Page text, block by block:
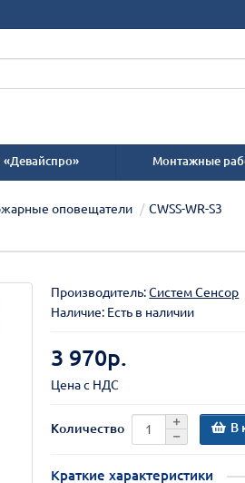
Монтажные
оповещатели CWSS-WR-S3
Производитель:Систем Сенсор
Наличие: Есть в наличии
3 970р.
Цена с НДС
Количество В
Краткие характеристики